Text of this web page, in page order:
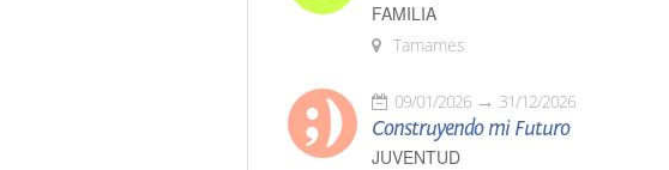
FAMILIA
Tamames
09/01/2026 31/12/2026
Construyendo mi Futuro
JUVENTUD